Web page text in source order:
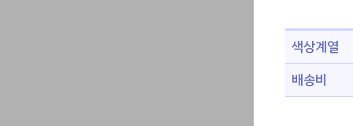
색상계열
배송비